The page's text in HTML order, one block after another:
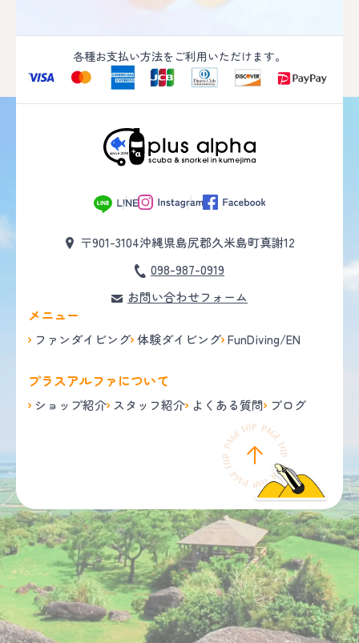
各種お支払い方法をご利用いただけます。
〒901-3104沖縄県島尻郡久米島町真謝12
098-987-0919
お問い合わせフォーム
メニュー
ファンダイビング 体験ダイビング FunDiving/EN
プラスアルファについて
ショップ紹介 スタッフ紹介 よくある質問 ブログ